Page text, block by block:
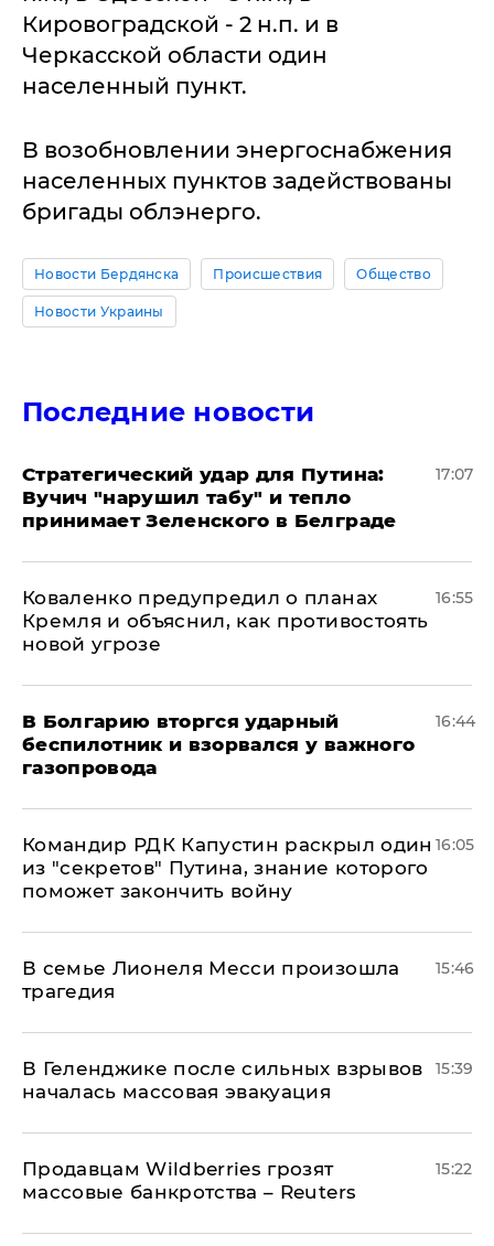
Кировоградской - 2 н.п. и в
Черкасской области один
населенный пункт.
В возобновлении энергоснабжения
населенных пунктов задействованы
бригады облэнерго.
Новости Бердянска Происшествия Общество
Новости Украины
Последние новости
Стратегический удар для Путина:
Вучич "нарушил табу" и тепло
принимает Зеленского в Белграде
17:07
Коваленко предупредил о планах
Кремля и объяснил, как противостоять
новой угрозе
16:55
В Болгарию вторгся ударный
беспилотник и взорвался у важного
газопровода
16:44
Командир РДК Капустин раскрыл один
из "секретов" Путина, знание которого
поможет закончить войну
16:05
В семье Лионеля Месси произошла
трагедия
15:46
В Геленджике после сильных взрывов
началась массовая эвакуация
15:39
Продавцам Wildberries грозят
массовые банкротства – Reuters
15:22